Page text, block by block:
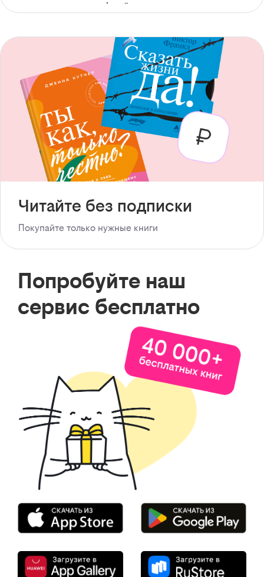
с доступом офлайн
Читайте без подписки
Покупайте только нужные книги
Попробуйте наш
сервис бесплатно